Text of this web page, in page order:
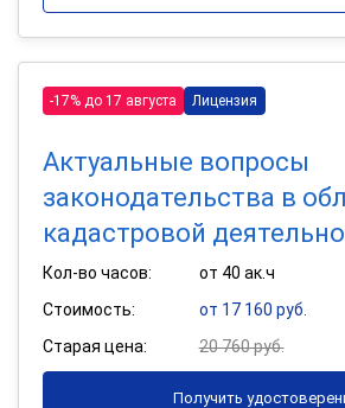
-17% до 17 августа Лицензия
Актуальные вопросы
законодательства в
кадастровой
Кол-во часов:
от 40 ак.ч
Стоимость:
от 17 160 руб.
Старая цена:
20 760 руб.
Получить